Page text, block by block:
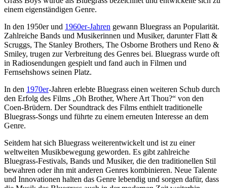
einem eigenständigen Genre.
In den 1950er und 1960er-Jahren gewann Bluegrass an Popularität.
Zahlreiche Bands und Musikerinnen und Musiker, darunter Flatt &
Scruggs, The Stanley Brothers, The Osborne Brothers und Reno &
Smiley, trugen zur Verbreitung des Genres bei. Bluegrass wurde oft
in Radiosendungen gespielt und fand auch in Filmen und
Fernsehshows seinen Platz.
In den 1970er-Jahren erlebte Bluegrass einen weiteren Schub durch
den Erfolg des Films „Oh Brother, Where Art Thou?“ von den
Coen-Brüdern. Der Soundtrack des Films enthielt traditionelle
Bluegrass-Songs und führte zu einem erneuten Interesse an dem
Genre.
Seitdem hat sich Bluegrass weiterentwickelt und ist zu einer
weltweiten Musikbewegung geworden. Es gibt zahlreiche
Bluegrass-Festivals, Bands und Musiker, die den traditionellen Stil
bewahren oder ihn mit anderen Genres kombinieren. Neue Talente
und Innovationen halten das Genre lebendig und sorgen dafür, dass